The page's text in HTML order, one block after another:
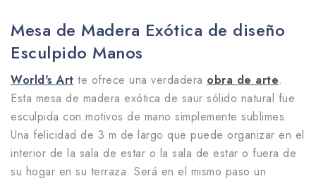
Mesa de Madera Exótica de diseño
Esculpido Manos
World's Art te ofrece una verdadera obra de arte.
Esta mesa de madera exótica de saur sólido natural fue
esculpida con motivos de mano simplemente sublimes.
Una felicidad de 3 m de largo que puede organizar en el
interior de la sala de estar o la sala de estar o fuera de
su hogar en su terraza. Será en el mismo paso un